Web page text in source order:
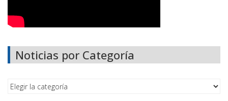
Noticias por Categoría